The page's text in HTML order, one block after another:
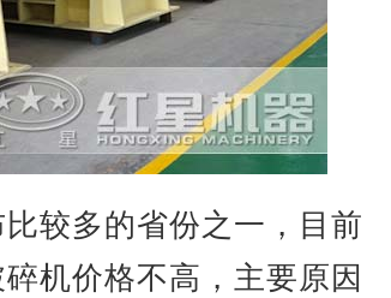
较多的省份之一，目前
机价格不高，主要原因